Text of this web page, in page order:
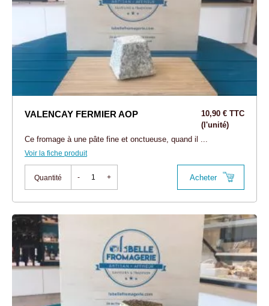
VALENCAY FERMIER AOP
10,90 € TTC
(l'unité)
Ce fromage à une pâte fine et onctueuse, quand il ...
Voir la fiche produit
Quantité - + Acheter